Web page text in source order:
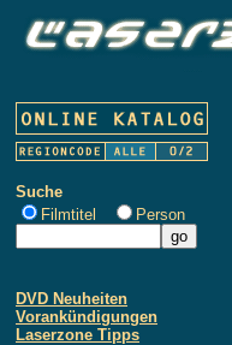
Suche
Filmtitel
Person
DVD Neuheiten
Vorankündigungen
Laserzone Tipps